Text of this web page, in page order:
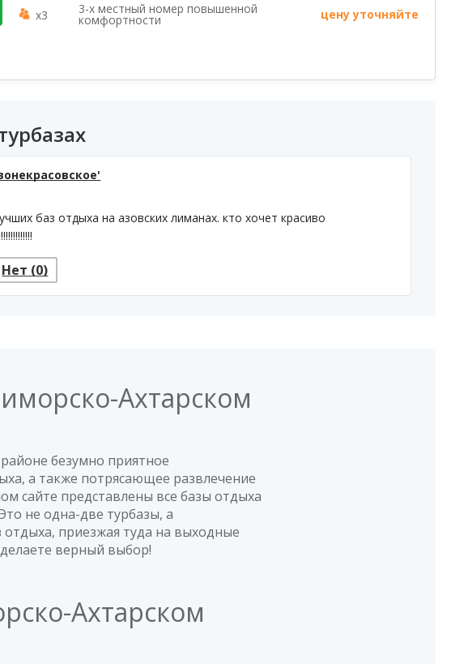
x3 3-х местный номер повышенной
комфортности цену уточняйте
баз отдыха на азовских лиманах. кто хочет красиво
Нет (0)
Ахтарском
безумно приятное
а также потрясающее развлечение
сайте представлены все базы отдыха
не одна-две турбазы, а
приезжая туда на выходные
верный выбор!
Ахтарском